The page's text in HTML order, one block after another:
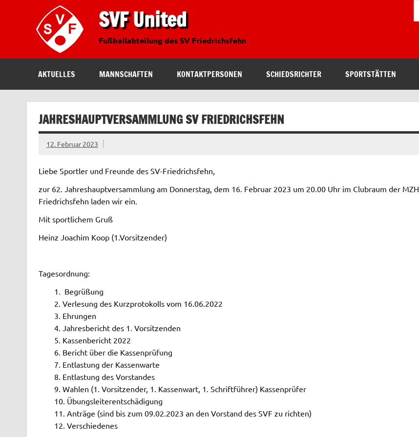
SVF United
Fußballabteilung des SV Friedrichsfehn
AKTUELLES MANNSCHAFTEN KONTAKTPERSONEN SCHIEDSRICHTER SPORTSTÄTTEN
JAHRESHAUPTVERSAMMLUNG SV FRIEDRICHSFEHN
12. Februar 2023
Liebe Sportler und Freunde des SV-Friedrichsfehn,
zur 62. Jahreshauptversammlung am Donnerstag, dem 16. Februar 2023 um 20.00 Uhr im Clubraum der MZH
Friedrichsfehn laden wir ein.
Mit sportlichem Gruß
Heinz Joachim Koop (1.Vorsitzender)
Tagesordnung:
Begrüßung
Verlesung des Kurzprotokolls vom 16.06.2022
Ehrungen
Jahresbericht des 1. Vorsitzenden
Kassenbericht 2022
Bericht über die Kassenprüfung
Entlastung der Kassenwarte
Entlastung des Vorstandes
Wahlen (1. Vorsitzender, 1. Kassenwart, 1. Schriftführer) Kassenprüfer
Übungsleiterentschädigung
Anträge (sind bis zum 09.02.2023 an den Vorstand des SVF zu richten)
Verschiedenes